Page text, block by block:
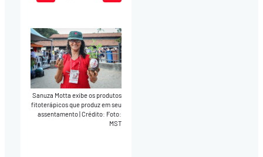
Play Mute
Sanuza Motta exibe os produtos
fitoterápicos que produz em seu
assentamento Crédito: Foto:
MST